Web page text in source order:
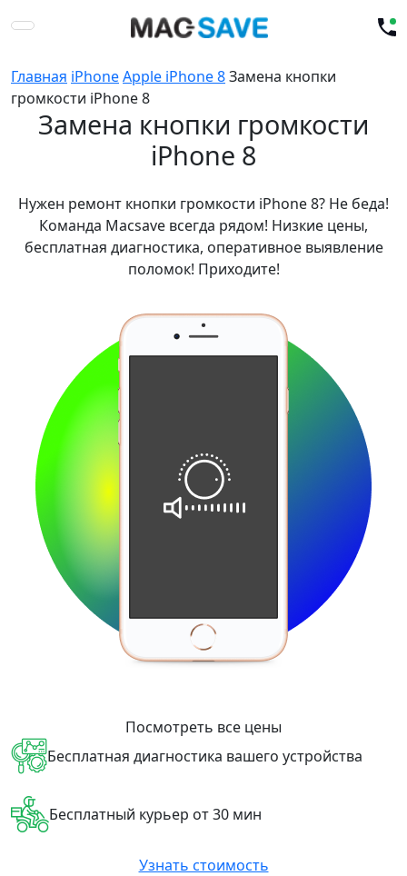
Главная iPhoneApple iPhone 8Замена кнопки
громкости iPhone 8
Замена кнопки громкости
iPhone 8
Нужен ремонт кнопки громкости iPhone 8? Не беда!
Команда Macsave всегда рядом! Низкие цены,
бесплатная диагностика, оперативное выявление
поломок! Приходите!
Посмотреть все цены
Бесплатная диагностика вашего устройства
Бесплатный курьер от 30 мин
Узнать стоимость